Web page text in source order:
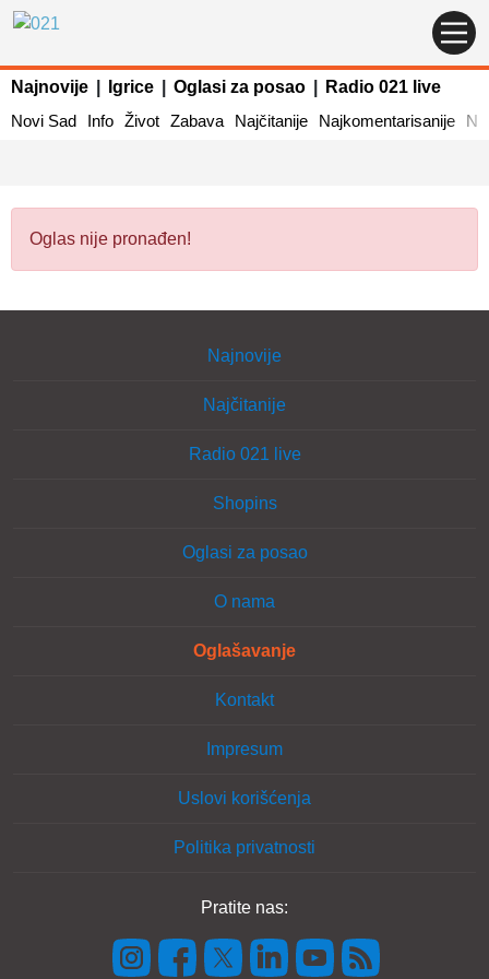
Najnovije Igrice Oglasi za posao
Radio 021 live
Novi Sad
Info Život Zabava Najčitanije Najkomentarisanije
Oglas nije pronađen!
Najnovije
Najčitanije
Radio 021 live
Shopins
Oglasi za posao
O nama
Oglašavanje
Kontakt
Impresum
Uslovi korišćenja
Politika privatnosti
Pratite nas: